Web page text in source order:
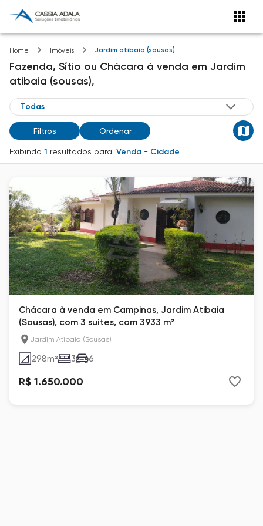
Home Imóveis Jardim atibaia (sousas)
Fazenda, Sítio ou Chácara à venda em Jardim
atibaia (sousas),
Filtros Ordenar
Exibindo 1 resultados para: Venda - Cidade
Chácara à venda em Campinas, Jardim Atibaia
(Sousas), com 3 suítes, com 3933 m²
Jardim Atibaia (Sousas)
298m² 3 6
R$ 1.650.000